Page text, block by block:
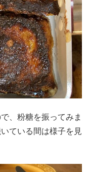
、粉糖を振ってみま
ている間は様子を見